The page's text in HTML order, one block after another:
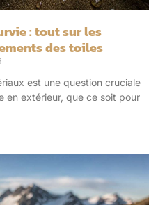
: tout sur les
des toiles
est une question cruciale
en extérieur, que ce soit pour